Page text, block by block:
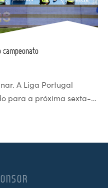
A Liga Portugal
para a próxima sexta-…